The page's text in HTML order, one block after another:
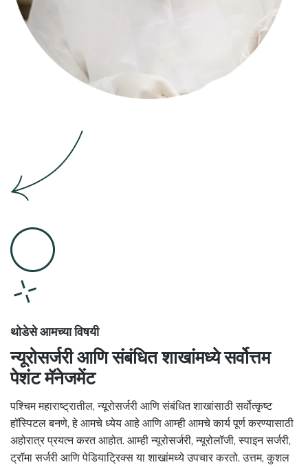
थोडेसे आमच्या विषयी
न्यूरोसर्जरी आणि संबंधित शाखांमध्ये सर्वोत्तम
पेशंट मॅनेजमेंट
पश्चिम महाराष्ट्रातील, न्यूरोसर्जरी आणि संबंधित शाखांसाठी सर्वोत्कृष्ट
हॉस्पिटल बनणे, हे आमचे ध्येय आहे आणि आम्ही आमचे कार्य पूर्ण करण्यासाठी
अहोरात्र प्रयत्न करत आहोत. आम्ही न्यूरोसर्जरी, न्यूरोलॉजी, स्पाइन सर्जरी,
ट्रॉमा सर्जरी आणि पेडियाट्रिक्स या शाखांमध्ये उपचार करतो. उत्तम, कुशल